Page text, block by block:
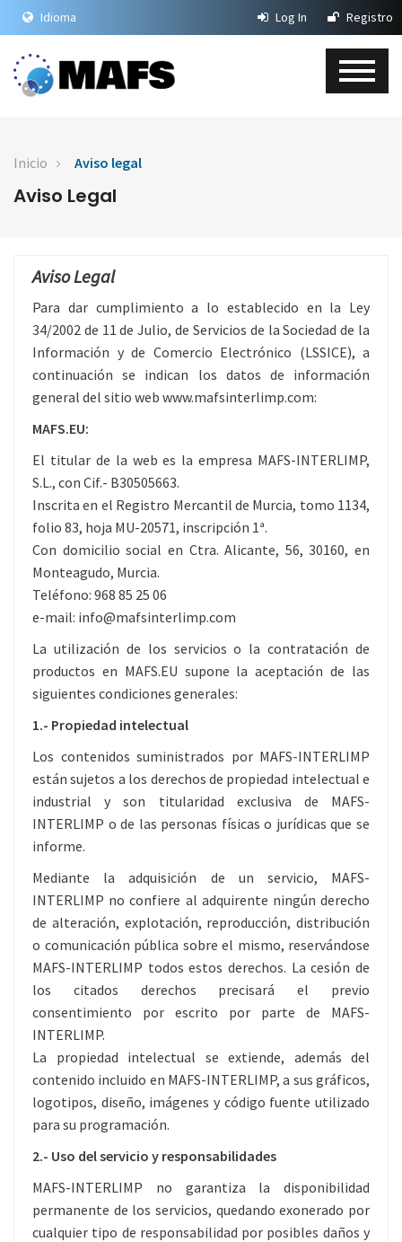
Idioma Log In Registro
Inicio Aviso legal
Aviso Legal
Aviso Legal
Para dar cumplimiento a lo establecido en la Ley
34/2002 de 11 de Julio, de Servicios de la Sociedad de la
Información y de Comercio Electrónico (LSSICE), a
continuación se indican los datos de información
general del sitio web www.mafsinterlimp.com:
MAFS.EU:
El titular de la web es la empresa MAFS-INTERLIMP,
S.L., con Cif.- B30505663.
Inscrita en el Registro Mercantil de Murcia, tomo 1134,
folio 83, hoja MU-20571, inscripción 1ª.
Con domicilio social en Ctra. Alicante, 56, 30160, en
Monteagudo, Murcia.
Teléfono: 968 85 25 06
e-mail: info@mafsinterlimp.com
La utilización de los servicios o la contratación de
productos en MAFS.EU supone la aceptación de las
siguientes condiciones generales:
1.- Propiedad intelectual
Los contenidos suministrados por MAFS-INTERLIMP
están sujetos a los derechos de propiedad intelectual e
industrial y son titularidad exclusiva de MAFS-
INTERLIMP o de las personas físicas o jurídicas que se
informe.
Mediante la adquisición de un servicio, MAFS-
INTERLIMP no confiere al adquirente ningún derecho
de alteración, explotación, reproducción, distribución
o comunicación pública sobre el mismo, reservándose
MAFS-INTERLIMP todos estos derechos. La cesión de
los citados derechos precisará el previo
consentimiento por escrito por parte de MAFS-
INTERLIMP.
La propiedad intelectual se extiende, además del
contenido incluido en MAFS-INTERLIMP, a sus gráficos,
logotipos, diseño, imágenes y código fuente utilizado
para su programación.
2.- Uso del servicio y responsabilidades
MAFS-INTERLIMP no garantiza la disponibilidad
permanente de los servicios, quedando exonerado por
cualquier tipo de responsabilidad por posibles daños y